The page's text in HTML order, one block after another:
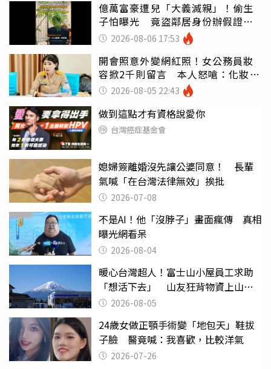
億萬富豪遭兒「大義滅親」！偷生
子怕曝光 竟盜鄰居身份辦假證落
戶 2026-08-06 17:53
開會照意外變網紅照！女公務員妝
容掀2千則留言 本人怒嗆：化妝有
錯嗎2026-08-05 22:43
做到這點才有資格說愛你
台灣癌症基金會
媳婦簽離婚沒先讓公婆同意！ 長輩
氣喊「在台灣法律無效」挨批
2026-07-08
不是AI！他「沒脖子」畫面瘋傳 真相
曝光網看呆
2026-08-04
暖心台灣超人！富士山小屋員工求助
「想活下去」 山友狂背物資上山：
台灣真的是寶島
2026-08-05
24歲女做正顎手術變「地包天」鞋拔
子臉 醫竟喊：我喜歡，比較洋氣
2026-07-26